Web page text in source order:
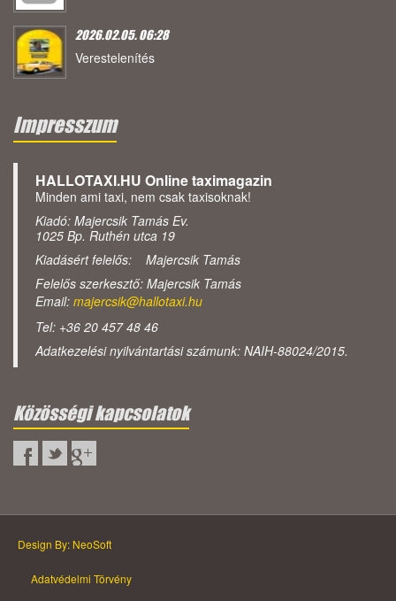
2026.02.05. 06:28
Verestelenítés
Impresszum
HALLOTAXI.HU Online taximagazin
Minden ami taxi, nem csak taxisoknak!
Kiadó: Majercsik Tamás Ev.
1025 Bp. Ruthén utca 19
Kiadásért felelős: Majercsik Tamás
Felelős szerkesztő: Majercsik Tamás
Email: majercsik@hallotaxi.hu
Tel: +36 20 457 48 46
Adatkezelési nyilvántartási számunk: NAIH-88024/2015.
Közösségi kapcsolatok
Design By: NeoSoft
Adatvédelmi Törvény